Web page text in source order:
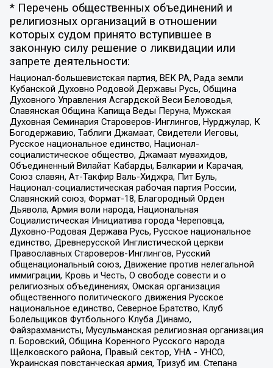
* Перечень общественных объединений и
религиозных организаций в отношении
которых судом принято вступившее в
законную силу решение о ликвидации или
запрете деятельности:
Национал-большевистская партия, ВЕК РА, Рада земли
Кубанской Духовно Родовой Державы Русь, Община
Духовного Управления Асгардской Веси Беловодья,
Славянская Община Капища Веды Перуна, Мужская
Духовная Семинария Староверов-Инглингов, Нурджулар, К
Богодержавию, Таблиги Джамаат, Свидетели Иеговы,
Русское национальное единство, Национал-
социалистическое общество, Джамаат мувахидов,
Объединенный Вилайат Кабарды, Балкарии и Карачая,
Союз славян, Ат-Такфир Валь-Хиджра, Пит Буль,
Национал-социалистическая рабочая партия России,
Славянский союз, Формат-18, Благородный Орден
Дьявола, Армия воли народа, Национальная
Социалистическая Инициатива города Череповца,
Духовно-Родовая Держава Русь, Русское национальное
единство, Древнерусской Инглистической церкви
Православных Староверов-Инглингов, Русский
общенациональный союз, Движение против нелегальной
иммиграции, Кровь и Честь, О свободе совести и о
религиозных объединениях, Омская организация
общественного политического движения Русское
национальное единство, Северное Братство, Клуб
Болельщиков Футбольного Клуба Динамо,
Файзрахманисты, Мусульманская религиозная организация
п. Боровский, Община Коренного Русского народа
Щелковского района, Правый сектор, УНА - УНСО,
Украинская повстанческая армия, Тризуб им. Степана